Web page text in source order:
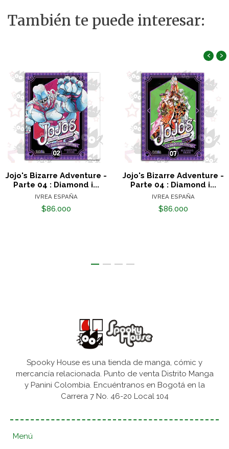
También te puede interesar:
Jojo's Bizarre Adventure -
Parte 04 : Diamond i...
IVREA ESPAÑA
$86.000
Jojo's Bizarre Adventure -
Parte 04 : Diamond i...
IVREA ESPAÑA
$86.000
‹ ›
Spooky House es una tienda de manga, cómic y
mercancía relacionada. Punto de venta Distrito Manga
y Panini Colombia. Encuéntranos en Bogotá en la
Carrera 7 No. 46-20 Local 104
Menú